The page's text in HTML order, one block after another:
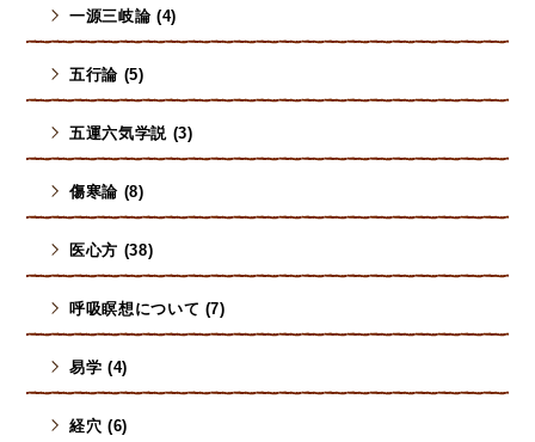
一源三岐論 (4)
五行論 (5)
五運六気学説 (3)
傷寒論 (8)
医心方 (38)
呼吸瞑想について (7)
易学 (4)
経穴 (6)